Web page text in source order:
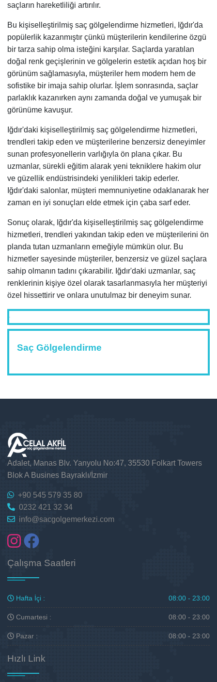
saçların hareketliliği artırılır.
Bu kişiselleştirilmiş saç gölgelendirme hizmetleri, Iğdır'da
popülerlik kazanmıştır çünkü müşterilerin kendilerine özgü
bir tarza sahip olma isteğini karşılar. Saçlarda yaratılan
doğal renk geçişlerinin ve gölgelerin estetik açıdan hoş bir
görünüm sağlamasıyla, müşteriler hem modern hem de
sofistike bir imaja sahip olurlar. İşlem sonrasında, saçlar
parlaklık kazanırken aynı zamanda doğal ve yumuşak bir
görünüme kavuşur.
Iğdır'daki kişiselleştirilmiş saç gölgelendirme hizmetleri,
trendleri takip eden ve müşterilerine benzersiz deneyimler
sunan profesyonellerin varlığıyla ön plana çıkar. Bu
uzmanlar, sürekli eğitim alarak yeni tekniklere hakim olur
ve güzellik endüstrisindeki yenilikleri takip ederler.
Iğdır'daki salonlar, müşteri memnuniyetine odaklanarak her
zaman en iyi sonuçları elde etmek için çaba sarf eder.
Sonuç olarak, Iğdır'da kişiselleştirilmiş saç gölgelendirme
hizmetleri, trendleri yakından takip eden ve müşterilerini ön
planda tutan uzmanların emeğiyle mümkün olur. Bu
hizmetler sayesinde müşteriler, benzersiz ve güzel saçlara
sahip olmanın tadını çıkarabilir. Iğdır'daki uzmanlar, saç
renklerinin kişiye özel olarak tasarlanmasıyla her müşteriyi
özel hissettirir ve onlara unutulmaz bir deneyim sunar.
Saç Gölgelendirme
Adalet, Manas Blv. Yanyolu No:47, 35530 Folkart Towers
Blok A Busines Bayraklı/İzmir
+90 545 579 35 80
0232 421 32 34
info@sacgolgemerkezi.com
Çalışma Saatleri
Hafta İçi : 08:00 - 23:00
Cumartesi : 08:00 - 23:00
Pazar : 08:00 - 23:00
Hızlı Link